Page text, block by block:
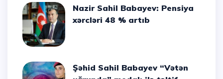
Nazir Sahil Babayev: Pensiya
xərcləri 48 % artıb
Şəhid Sahil Babayev “Vətən